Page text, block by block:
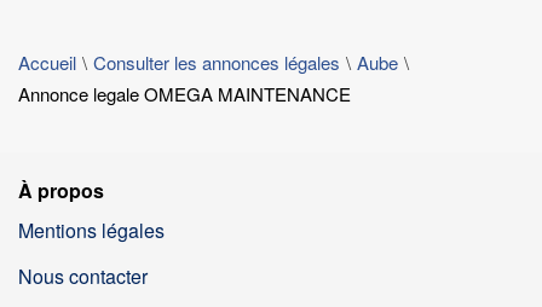
Accueil Consulter les annonces légales
Aube
Annonce legale OMEGA MAINTENANCE
À propos
Mentions légales
Nous contacter